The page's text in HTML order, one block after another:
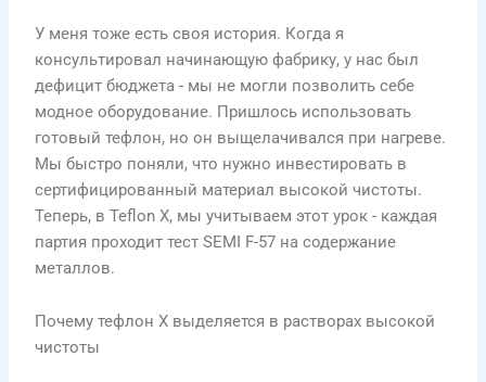
У меня тоже есть своя история. Когда я
консультировал начинающую фабрику, у нас был
дефицит бюджета - мы не могли позволить себе
модное оборудование. Пришлось использовать
готовый тефлон, но он выщелачивался при нагреве.
Мы быстро поняли, что нужно инвестировать в
сертифицированный материал высокой чистоты.
Теперь, в Teflon X, мы учитываем этот урок - каждая
партия проходит тест SEMI F-57 на содержание
металлов.
Почему тефлон X выделяется в растворах высокой
чистоты